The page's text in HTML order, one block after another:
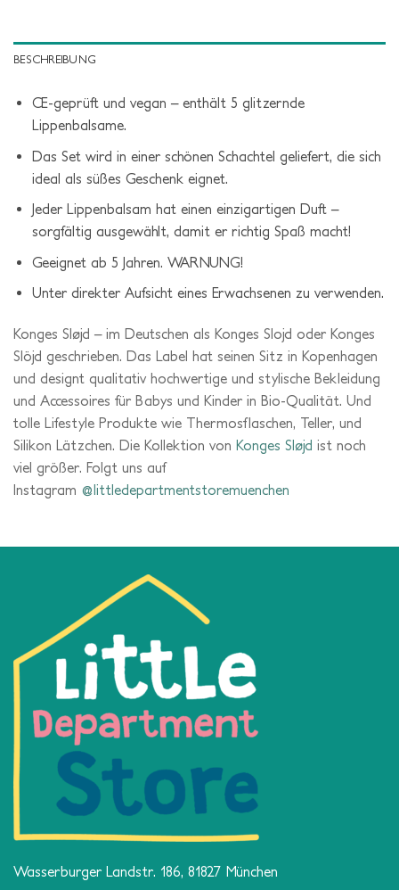
BESCHREIBUNG
CE-geprüft und vegan – enthält 5 glitzernde
Lippenbalsame.
Das Set wird in einer schönen Schachtel geliefert, die sich
ideal als süßes Geschenk eignet.
Jeder Lippenbalsam hat einen einzigartigen Duft –
sorgfältig ausgewählt, damit er richtig Spaß macht!
Geeignet ab 5 Jahren. WARNUNG!
Unter direkter Aufsicht eines Erwachsenen zu verwenden.
Konges Sløjd – im Deutschen als Konges Slojd oder Konges
Slöjd geschrieben. Das Label hat seinen Sitz in Kopenhagen
und designt qualitativ hochwertige und stylische Bekleidung
und Accessoires für Babys und Kinder in Bio-Qualität. Und
tolle Lifestyle Produkte wie Thermosflaschen, Teller, und
Silikon Lätzchen. Die Kollektion von Konges Sløjd ist noch
viel größer. Folgt uns auf
Instagram @littledepartmentstoremuenchen
Wasserburger Landstr. 186, 81827 München